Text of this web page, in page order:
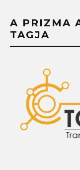
A PRIZMA
TAGJA